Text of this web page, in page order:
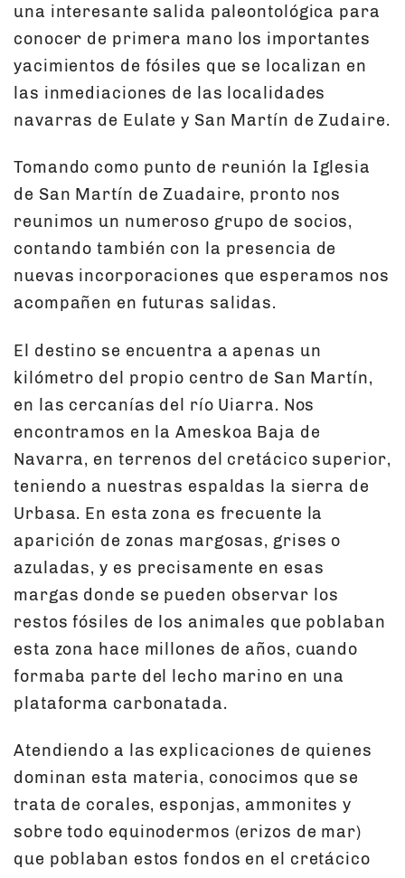
una interesante salida paleontológica para
conocer de primera mano los importantes
yacimientos de fósiles que se localizan en
las inmediaciones de las localidades
navarras de Eulate y San Martín de Zudaire.
Tomando como punto de reunión la Iglesia
de San Martín de Zuadaire, pronto nos
reunimos un numeroso grupo de socios,
contando también con la presencia de
nuevas incorporaciones que esperamos nos
acompañen en futuras salidas.
El destino se encuentra a apenas un
kilómetro del propio centro de San Martín,
en las cercanías del río Uiarra. Nos
encontramos en la Ameskoa Baja de
Navarra, en terrenos del cretácico superior,
teniendo a nuestras espaldas la sierra de
Urbasa. En esta zona es frecuente la
aparición de zonas margosas, grises o
azuladas, y es precisamente en esas
margas donde se pueden observar los
restos fósiles de los animales que poblaban
esta zona hace millones de años, cuando
formaba parte del lecho marino en una
plataforma carbonatada.
Atendiendo a las explicaciones de quienes
dominan esta materia, conocimos que se
trata de corales, esponjas, ammonites y
sobre todo equinodermos (erizos de mar)
que poblaban estos fondos en el cretácico